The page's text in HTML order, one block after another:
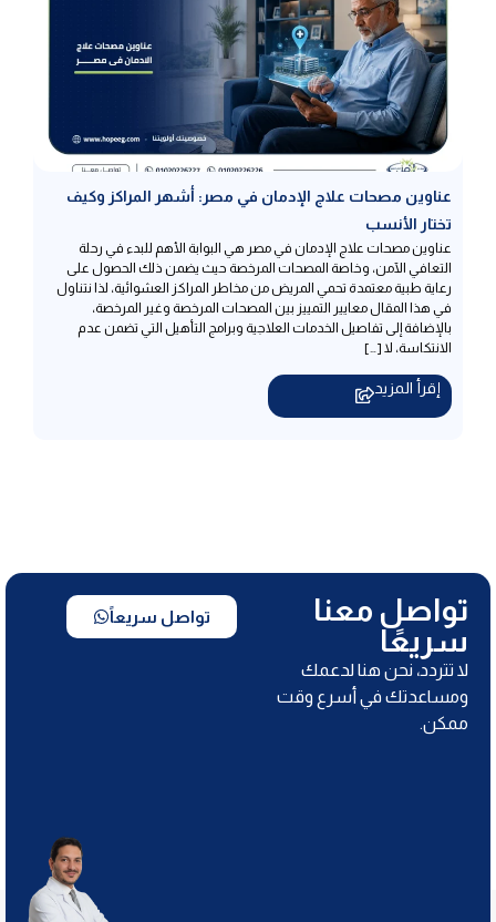
عناوين مصحات علاج الإدمان في مصر: أشهر المراكز وكيف
تختار الأنسب
عناوين مصحات علاج الإدمان في مصر هي البوابة الأهم للبدء في رحلة
التعافي الآمن، وخاصة المصحات المرخصة حيث يضمن ذلك الحصول على
رعاية طبية معتمدة تحمي المريض من مخاطر المراكز العشوائية، لذا نتناول
في هذا المقال معايير التمييز بين المصحات المرخصة وغير المرخصة،
بالإضافة إلى تفاصيل الخدمات العلاجية وبرامج التأهيل التي تضمن عدم
الانتكاسة، لا […]
إقرأ المزيد
تواصل معنا
سريعًا
لا تتردد، نحن هنا لدعمك
ومساعدتك في أسرع وقت
ممكن.
تواصل سريعاً